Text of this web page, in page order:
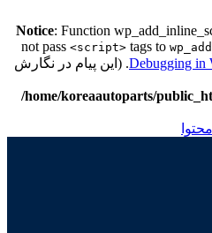
Notice: Function
not pass <script> tags to
Debugging infor more information. (این پیام در نگارش
/home/koreaautoparts/